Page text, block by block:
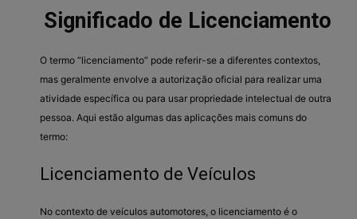
Significado de Licenciamento
O termo “licenciamento” pode referir-se a diferentes contextos,
mas geralmente envolve a autorização oficial para realizar uma
atividade específica ou para usar propriedade intelectual de outra
pessoa. Aqui estão algumas das aplicações mais comuns do
termo:
Licenciamento de Veículos
No contexto de veículos automotores, o licenciamento é o